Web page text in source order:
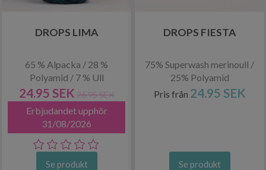
DROPS LIMA
65 % Alpacka / 28 %
Polyamid / 7 % Ull
24.95 SEK 26.95 SEK
Erbjudandet upphör
31/08/2026
Se produkt
DROPS FIESTA
75% Superwash merinoull /
25% Polyamid
Pris från 24.95 SEK
Se produkt